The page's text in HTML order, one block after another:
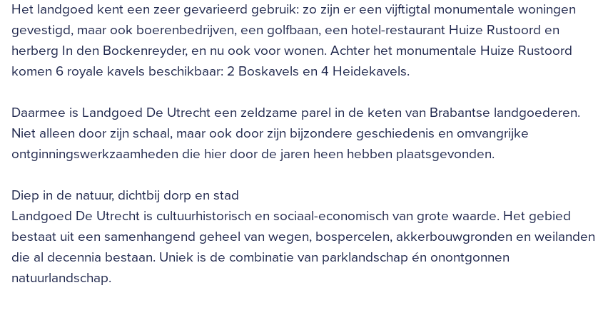
Het landgoed kent een zeer gevarieerd gebruik: zo zijn er een vijftigtal monumentale woningen
gevestigd, maar ook boerenbedrijven, een golfbaan, een hotel-restaurant Huize Rustoord en
herberg In den Bockenreyder, en nu ook voor wonen. Achter het monumentale Huize Rustoord
komen 6 royale kavels beschikbaar: 2 Boskavels en 4 Heidekavels.
Daarmee is Landgoed De Utrecht een zeldzame parel in de keten van Brabantse landgoederen.
Niet alleen door zijn schaal, maar ook door zijn bijzondere geschiedenis en omvangrijke
ontginningswerkzaamheden die hier door de jaren heen hebben plaatsgevonden.
Diep in de natuur, dichtbij dorp en stad
Landgoed De Utrecht is cultuurhistorisch en sociaal-economisch van grote waarde. Het gebied
bestaat uit een samenhangend geheel van wegen, bospercelen, akkerbouwgronden en weilanden
die al decennia bestaan. Uniek is de combinatie van parklandschap én onontgonnen
natuurlandschap.